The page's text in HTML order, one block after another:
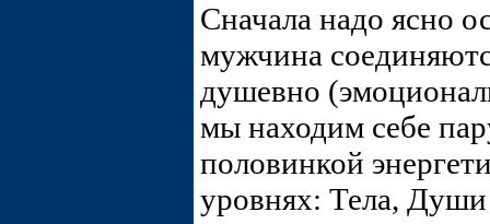
Сначала надо ясно
мужчина
душевно
мы находим себе
половинкой
уровнях: Тела,